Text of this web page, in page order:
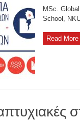
MSc.
School,
Read More